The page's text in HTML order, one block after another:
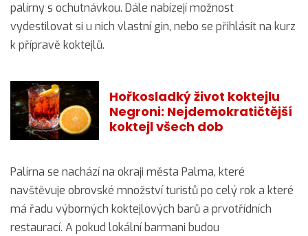
palírny s ochutnávkou. Dále nabízejí možnost
vydestilovat si u nich vlastní gin, nebo se přihlásit na kurz
k přípravě koktejlů.
Hořkosladký život koktejlu
Negroni: Nejdemokratičtější
koktejl všech dob
Palírna se nachází na okraji města Palma, které
navštěvuje obrovské množství turistů po celý rok a které
má řadu výborných koktejlových barů a prvotřídních
restaurací. A pokud lokální barmani budou